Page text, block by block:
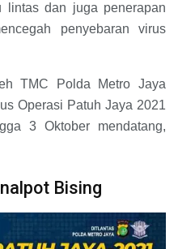
lintas dan juga penerapan
penyebaran virus
TMC Polda Metro Jaya
Operasi Patuh Jaya 2021
3 Oktober mendatang,
Bising